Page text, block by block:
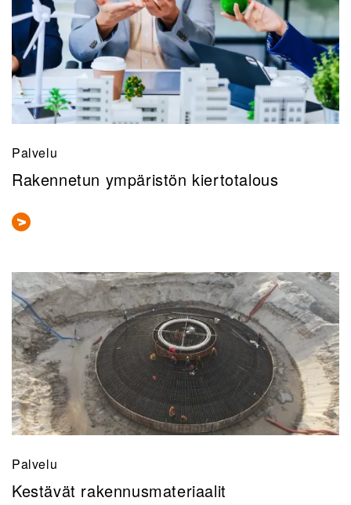
Palvelu
Rakennetun ympäristön kiertotalous
Palvelu
Kestävät rakennusmateriaalit